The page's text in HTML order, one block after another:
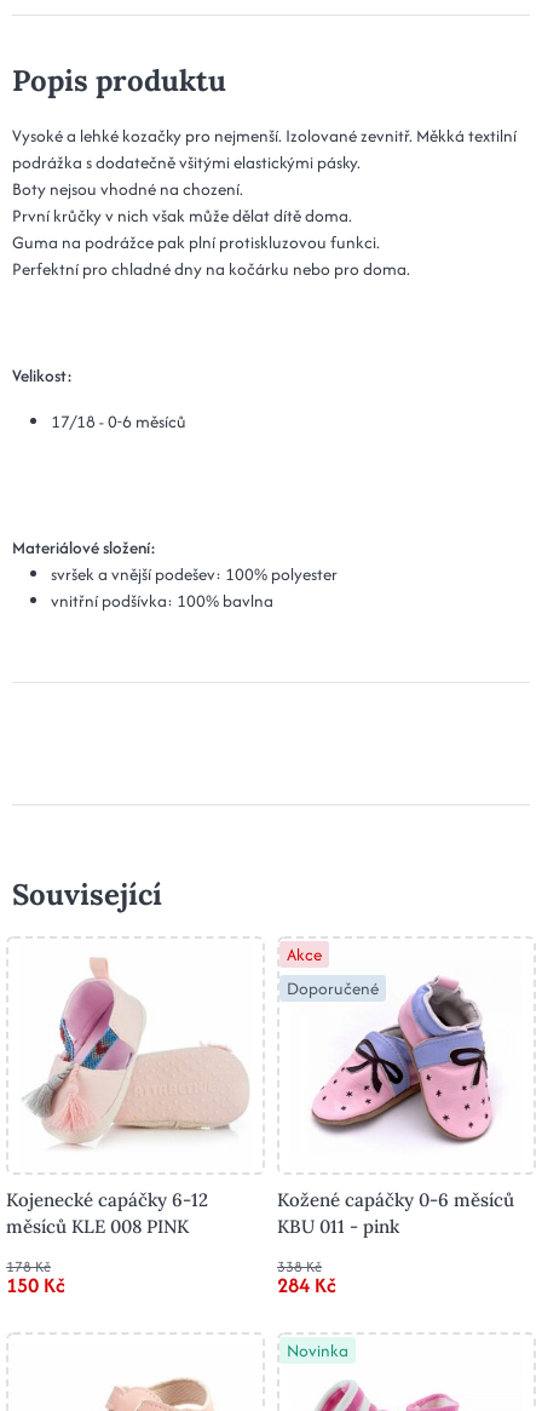
Popis produktu
Vysoké a lehké kozačky pro nejmenší. Izolované zevnitř. Měkká textilní
podrážka s dodatečně všitými elastickými pásky.
Boty nejsou vhodné na chození.
První krůčky v nich však může dělat dítě doma.
Guma na podrážce pak plní protiskluzovou funkci.
Perfektní pro chladné dny na kočárku nebo pro doma.
Velikost:
17/18 - 0-6 měsíců
Materiálové složení:
svršek a vnější podešev: 100% polyester
vnitřní podšívka: 100% bavlna
Související
Kojenecké capáčky 6-12
měsíců KLE 008 PINK
178 Kč
150 Kč
Akce
Doporučené
Kožené capáčky 0-6 měsíců
KBU 011 - pink
338 Kč
284 Kč
Novinka